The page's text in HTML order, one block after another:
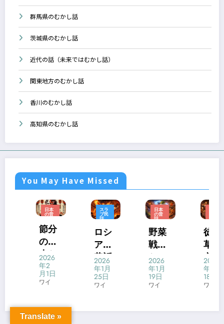
群馬県のむかし話
茨城県のむかし話
近代の話（未来ではむかし話）
関東地方のむかし話
香川のむかし話
高知県のむかし話
You May Have Missed
スラ
ブ民
話
ロシ
アの
昔話
「火
の
と
は？
2026
年1月
25日
ワイ
日本
の昔
話
野菜
戦争
と
は？
江戸
2026
年1月
19日
ワイ
日本
の昔
話
徒然
草 第
六十
八段
「大
2026
年1月
18日
ワイ
日本
の昔
話
田螺
長者
（た
にし
ちょ
2026
年1月
13日
ワイ
Translate »